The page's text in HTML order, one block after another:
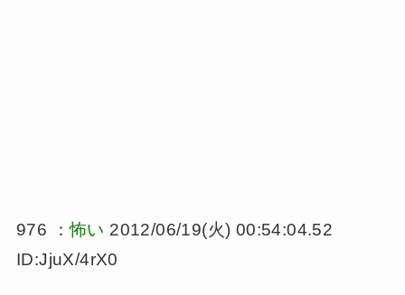
976 ：怖い 2012/06/19(火) 00:54:04.52
ID:JjuX/4rX0